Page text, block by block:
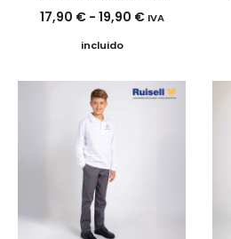
17,90 € - 19,90 €Rango
desde
IVA
incluido